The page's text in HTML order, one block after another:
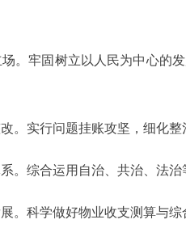
牢固树立以人民为中心的
实行问题挂账攻坚，细化整
综合运用自治、共治、法治
科学做好物业收支测算与综